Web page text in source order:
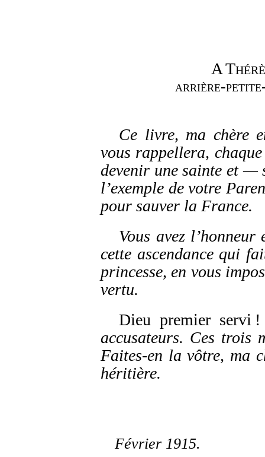
A
arrière-
Ce livre, ma chère
vous rappellera,
devenir une sainte et —
l’exemple de votre
pour sauver la France.
Vous avez
cette ascendance qui
princesse, en vous
vertu.
Dieu premier servi !
accusateurs. Ces trois
Faites-en la vôtre, ma
héritière.
Février 1915.